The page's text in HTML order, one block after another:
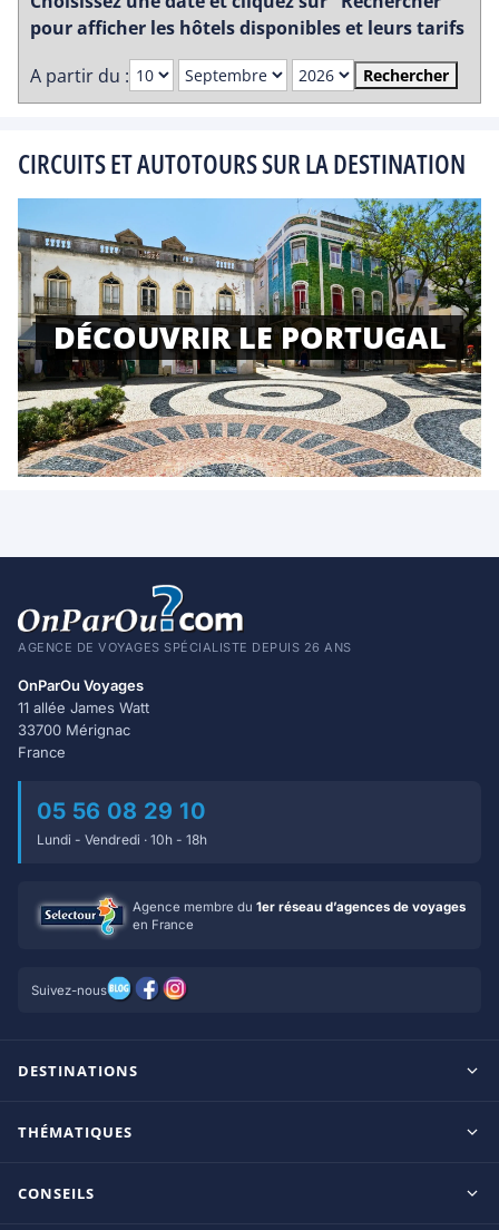
pour afficher les hôtels disponibles et leurs tarifs
A partir du :
Rechercher
CIRCUITS ET AUTOTOURS SUR LA DESTINATION
DÉCOUVRIR LE PORTUGAL
AGENCE DE VOYAGES SPÉCIALISTE DEPUIS 26 ANS
OnParOu Voyages
11 allée James Watt
33700 Mérignac
France
05 56 08 29 10
Lundi - Vendredi · 10h - 18h
Agence membre du 1er réseau d’agences de voyages
en France
Suivez-nous
DESTINATIONS
Ile Maurice
THÉMATIQUES
CONSEILS